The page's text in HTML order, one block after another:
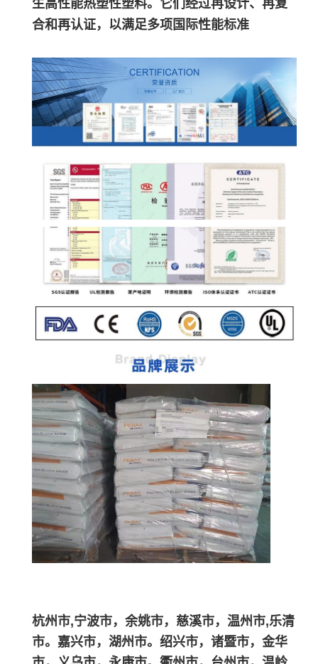
生高性能热塑性塑料。它们经过再设计、再复
合和再认证，以满足多项国际性能标准
杭州市,宁波市，余姚市，慈溪市，温州市,乐清
市。嘉兴市，湖州市。绍兴市，诸暨市，金华